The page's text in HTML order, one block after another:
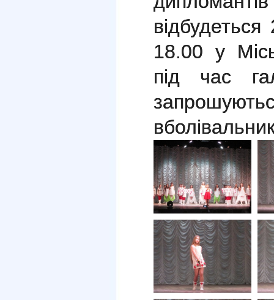
18.00 у
під час